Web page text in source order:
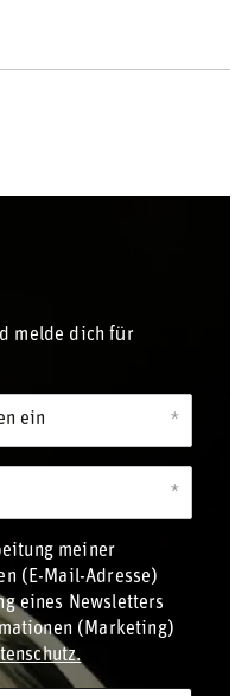
melde dich für
ein
meiner
(E-Mail-Adresse)
eines Newsletters
(Marketing)